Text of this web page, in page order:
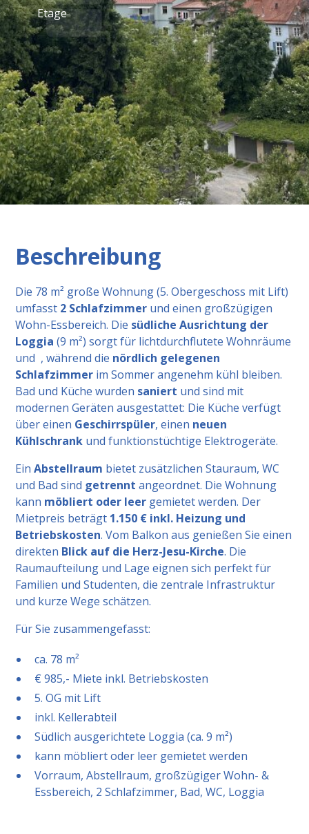
Etage
Beschreibung
Die 78 m² große Wohnung (5. Obergeschoss mit Lift)
umfasst 2 Schlafzimmer und einen großzügigen
Wohn-Essbereich. Die südliche Ausrichtung der
Loggia (9 m²) sorgt für lichtdurchflutete Wohnräume
und , während die nördlich gelegenen
Schlafzimmer im Sommer angenehm kühl bleiben.
Bad und Küche wurden saniert und sind mit
modernen Geräten ausgestattet: Die Küche verfügt
über einen Geschirrspüler, einen neuen
Kühlschrank und funktionstüchtige Elektrogeräte.
EinAbstellraum bietet zusätzlichen Stauraum, WC
und Bad sind getrennt angeordnet. Die Wohnung
kann möbliert oder leer gemietet werden. Der
Mietpreis beträgt 1.150 € inkl. Heizung und
Betriebskosten. Vom Balkon aus genießen Sie einen
direkten Blick auf die Herz-Jesu-Kirche. Die
Raumaufteilung und Lage eignen sich perfekt für
Familien und Studenten, die zentrale Infrastruktur
und kurze Wege schätzen.
Für Sie zusammengefasst:
ca. 78 m²
€ 985,- Miete inkl. Betriebskosten
5. OG mit Lift
inkl. Kellerabteil
Südlich ausgerichtete Loggia (ca. 9 m²)
kann möbliert oder leer gemietet werden
Vorraum, Abstellraum, großzügiger Wohn- &
Essbereich, 2 Schlafzimmer, Bad, WC, Loggia
Ausstattung
Fliesen, Parkett, Fernwärme, Einbauküche,
Personenaufzug, Südbalkon / -terrasse, Dusche,
Fernwärme, WG geeignet, Abstellraum, Toilette,
Rollladen, Stadtblick, Grünblick